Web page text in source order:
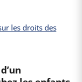
les droits des